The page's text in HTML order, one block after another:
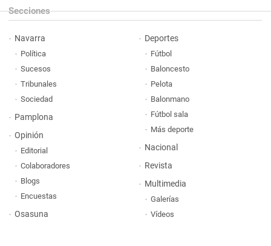
Secciones
Navarra
Política
Sucesos
Tribunales
Sociedad
Pamplona
Opinión
Editorial
Colaboradores
Blogs
Encuestas
Osasuna
Deportes
Fútbol
Baloncesto
Pelota
Balonmano
Fútbol sala
Más deporte
Nacional
Revista
Multimedia
Galerías
Vídeos